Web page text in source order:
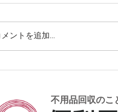
メントを追加…
不用品回収のこ